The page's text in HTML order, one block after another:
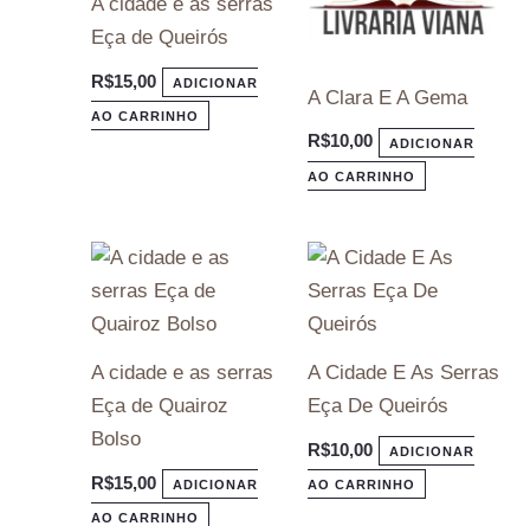
Eça de Queirós
R$15,00 ADICIONAR
AO CARRINHO
A Clara E A Gema
R$10,00 ADICIONAR
AO CARRINHO
A cidade e as serras
Eça de Quairoz
Bolso
R$15,00 ADICIONAR
AO CARRINHO
A Cidade E As Serras
Eça De Queirós
R$10,00 ADICIONAR
AO CARRINHO